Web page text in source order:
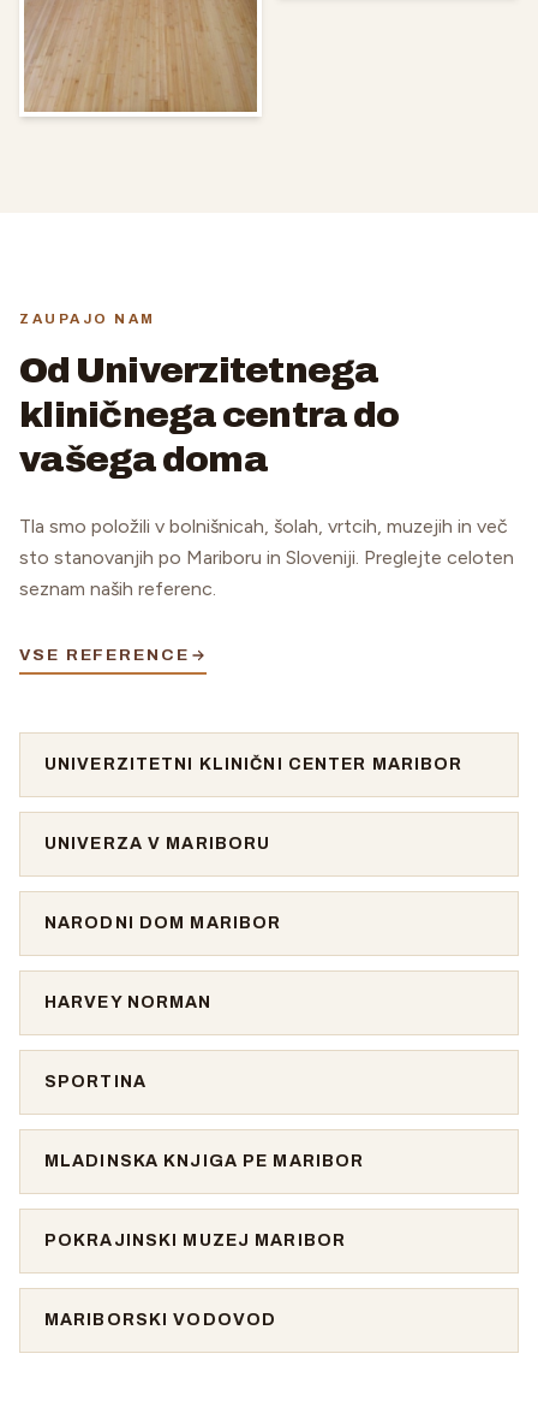
ZAUPAJO NAM
Od Univerzitetnega
kliničnega centra do
vašega doma
Tla smo položili v bolnišnicah, šolah, vrtcih, muzejih in več
sto stanovanjih po Mariboru in Sloveniji. Preglejte celoten
seznam naših referenc.
VSE REFERENCE
UNIVERZITETNI KLINIČNI CENTER MARIBOR
UNIVERZA V MARIBORU
NARODNI DOM MARIBOR
HARVEY NORMAN
SPORTINA
MLADINSKA KNJIGA PE MARIBOR
POKRAJINSKI MUZEJ MARIBOR
MARIBORSKI VODOVOD